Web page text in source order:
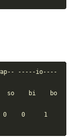
-----io----
so    bi    bo
0    0     1